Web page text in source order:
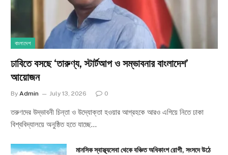
বাংলাদেশ
ঢাবিতে বসছে ‘তারুণ্য, স্টার্টআপ ও সম্ভাবনার বাংলাদেশ’
আয়োজন
By Admin July 13, 2026 0
তরুণদের উদ্ভাবনী চিন্তা ও উদ্যোক্তা হওয়ার আগ্রহকে আরও এগিয়ে নিতে ঢাকা
বিশ্ববিদ্যালয়ে অনুষ্ঠিত হতে যাচ্ছে…
মানসিক স্বাস্থ্যসেবা থেকে বঞ্চিত অধিকাংশ রোগী, সংসদে উঠে